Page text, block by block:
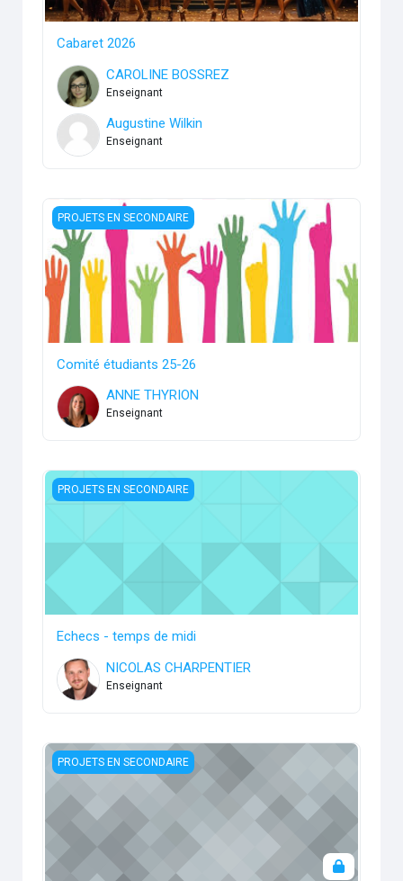
Cabaret 2026
CAROLINE BOSSREZ
Enseignant
Augustine Wilkin
Enseignant
Comité étudiants 25-26
PROJETS EN SECONDAIRE
Comité étudiants 25-26
ANNE THYRION
Enseignant
Echecs - temps de midi
PROJETS EN SECONDAIRE
Echecs - temps de midi
NICOLAS CHARPENTIER
Enseignant
École durable
PROJETS EN SECONDAIRE